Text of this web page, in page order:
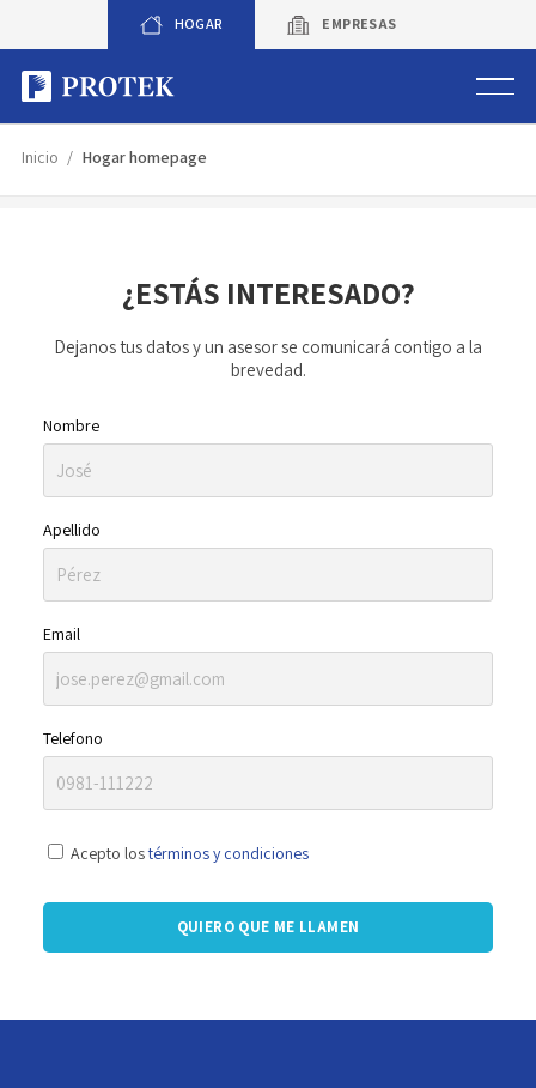
content
HOGAR EMPRESAS
Sistema de alarmas
Rastreo vehicular GPS
Protek Personas
Novedades
Faq
Inicio Hogar homepage
¿ESTÁS INTERESADO?
Dejanos tus datos y un asesor se comunicará contigo a la
brevedad.
Nombre
Apellido
Email
Telefono
Acepto lostérminos y condiciones